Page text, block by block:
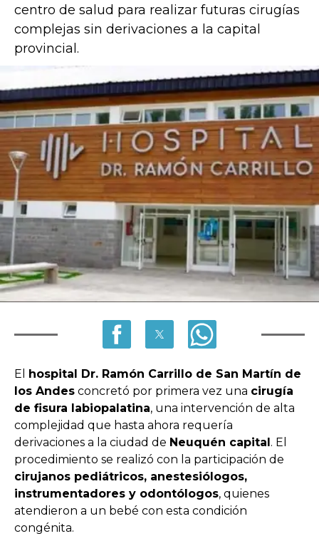
centro de salud para realizar futuras cirugías
complejas sin derivaciones a la capital
provincial.
El
hospital Dr. Ramón Carrillo de San Martín de
los Andes concretó por primera vez una cirugía
de fisura labiopalatina, una intervención de alta
complejidad que hasta ahora requería
derivaciones a la ciudad de Neuquén capital . El
procedimiento se realizó con la participación de
cirujanos pediátricos, anestesiólogos,
instrumentadores y odontólogos, quienes
atendieron a un bebé con esta condición
congénita.